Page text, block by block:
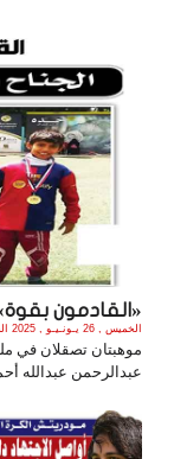
«القادمون
الخميس , 26 يـونـيـو , 2025 الساعة 3:55:23 AM
موهبتان تصقلان في
عبدالرحمن عبدالله